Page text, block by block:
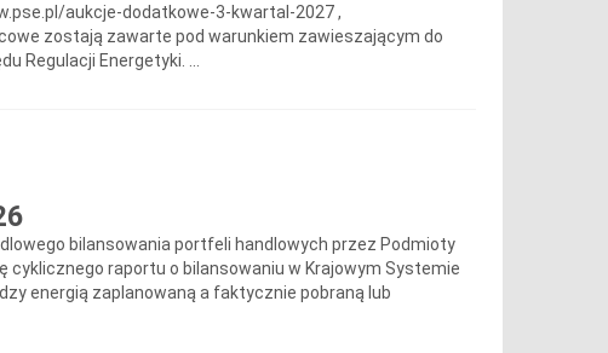
aukcje-dodatkowe-3-kwartal-2027 ,
zostają zawarte pod warunkiem zawieszającym do
Regulacji Energetyki. ...
bilansowania portfeli handlowych przez Podmioty
cyklicznego raportu o bilansowaniu w Krajowym Systemie
energią zaplanowaną a faktycznie pobraną lub